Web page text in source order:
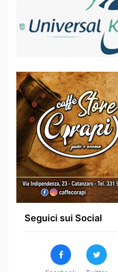
Seguici sui Social